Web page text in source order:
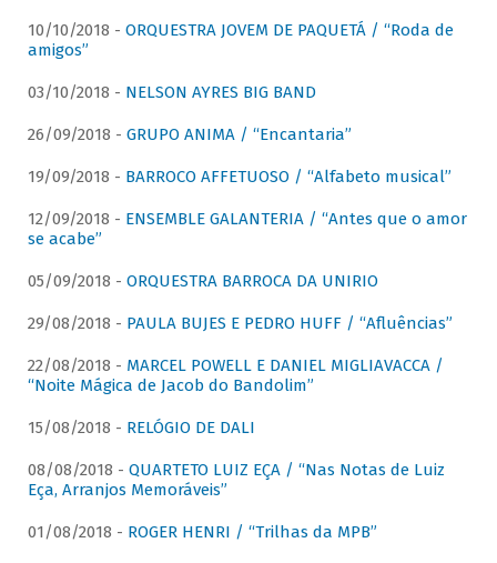
10/10/2018 - ORQUESTRA JOVEM DE PAQUETÁ / “Roda de
amigos”
03/10/2018 - NELSON AYRES BIG BAND
26/09/2018 - GRUPO ANIMA / “Encantaria”
19/09/2018 - BARROCO AFFETUOSO / “Alfabeto musical”
12/09/2018 - ENSEMBLE GALANTERIA / “Antes que o amor
se acabe”
05/09/2018 - ORQUESTRA BARROCA DA UNIRIO
29/08/2018 - PAULA BUJES E PEDRO HUFF / “Afluências”
22/08/2018 - MARCEL POWELL E DANIEL MIGLIAVACCA /
“Noite Mágica de Jacob do Bandolim”
15/08/2018 - RELÓGIO DE DALI
08/08/2018 - QUARTETO LUIZ EÇA / “Nas Notas de Luiz
Eça, Arranjos Memoráveis”
01/08/2018 - ROGER HENRI / “Trilhas da MPB”